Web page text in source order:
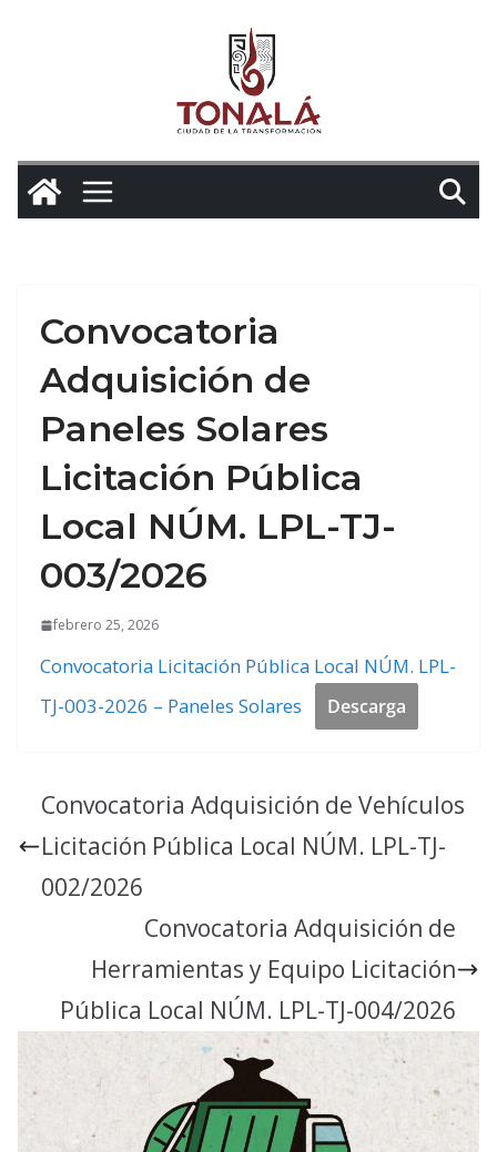
Convocatoria
Adquisición de
Paneles Solares
Licitación Pública
Local NÚM. LPL-TJ-
003/2026
febrero 25, 2026
Convocatoria Licitación Pública Local NÚM. LPL-
TJ-003-2026 – Paneles Solares
Descarga
Convocatoria Adquisición de Vehículos
Licitación Pública Local NÚM. LPL-TJ-
002/2026
Convocatoria Adquisición de
Herramientas y Equipo Licitación
Pública Local NÚM. LPL-TJ-004/2026